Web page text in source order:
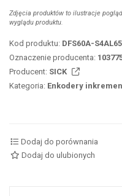
Zdjęcia produktów to ilustracje
wyglądu produktu.
Kod produktu: DFS60A-
Oznaczenie producenta:
Producent: SICK
Kategoria: Enkodery
Dodaj do porównania
Dodaj do ulubionych